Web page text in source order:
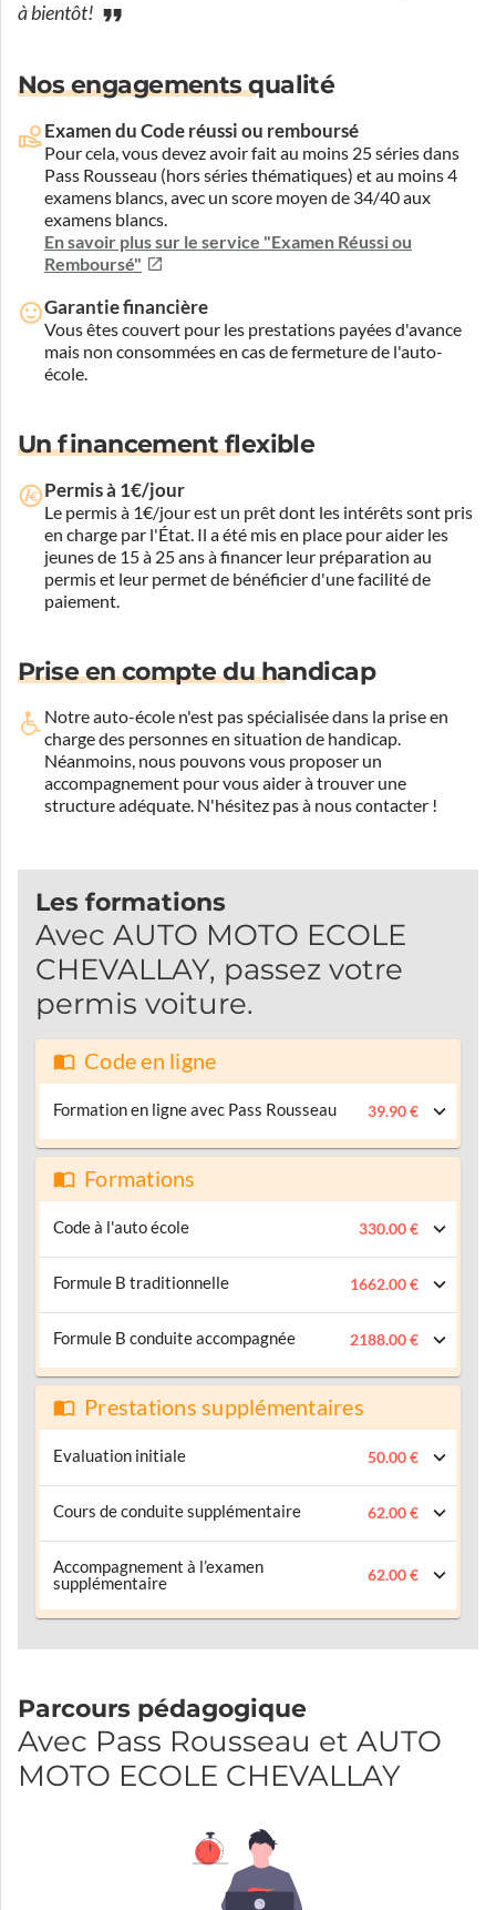
à bientôt!
Nos engagements qualité
Examen du Code réussi ou remboursé
Pour cela, vous devez avoir fait au moins 25 séries dans
Pass Rousseau (hors séries thématiques) et au moins 4
examens blancs, avec un score moyen de 34/40 aux
examens blancs.
En savoir plus sur le service "Examen Réussi ou
Remboursé"
Garantie financière
Vous êtes couvert pour les prestations payées d'avance
mais non consommées en cas de fermeture de l'auto-
école.
Un financement flexible
Permis à 1€/jour
Le permis à 1€/jour est un prêt dont les intérêts sont pris
en charge par l'État. Il a été mis en place pour aider les
jeunes de 15 à 25 ans à financer leur préparation au
permis et leur permet de bénéficier d'une facilité de
paiement.
Prise en compte du handicap
Notre auto-école n'est pas spécialisée dans la prise en
charge des personnes en situation de handicap.
Néanmoins, nous pouvons vous proposer un
accompagnement pour vous aider à trouver une
structure adéquate. N'hésitez pas à nous contacter !
Les formations
Avec AUTO MOTO ECOLE
CHEVALLAY, passez votre
permis voiture.
Code en ligne
Formation en ligne avec Pass Rousseau 39.90 €
Formations
Code à l'auto école 330.00 €
Formule B traditionnelle 1662.00 €
Formule B conduite accompagnée 2188.00 €
Prestations supplémentaires
Evaluation initiale 50.00 €
Cours de conduite supplémentaire 62.00 €
Accompagnement à l’examen
supplémentaire
62.00 €
Parcours pédagogique
Avec Pass Rousseau et AUTO
MOTO ECOLE CHEVALLAY